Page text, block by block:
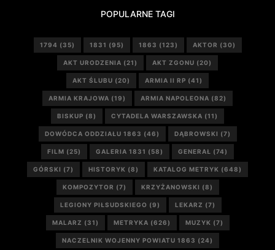
POPULARNE TAGI
1794 (35) 1831 (95) 1863 (123) AKTOR (30)
AKT URODZENIA (21) AKT ZGONU (20)
AKT ŚLUBU (20) ARMIA II RP (41)
ARMIA KRAJOWA (19) ARMIA NAPOLEONA (82)
BISKUP (8) CYTADELA WARSZAWSKA (11)
DOWÓDCA ODDZIAŁU 1863 (46) DĄBROWSKI (7)
FILM (25) GALERIA 1831 (58) GENERAŁ (74)
GÓRSKI (7) HISTORYK (8) KATALOG METRYK (648)
KOMPOZYTOR (7) KRZYŻANOWSKI (8)
LEGIONY PIŁSUDSKIEGO (9) LEKARZ (7)
MALARZ (31) METRYKA (626) MUZYK (7)
NACZELNIK WOJENNY POWIATU 1863 (24)